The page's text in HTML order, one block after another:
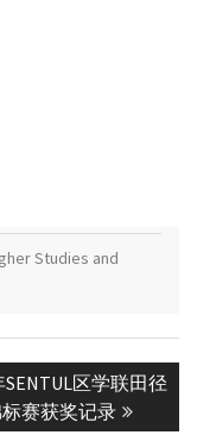
Studies and
SENTUL区学联田径
赛获奖记录